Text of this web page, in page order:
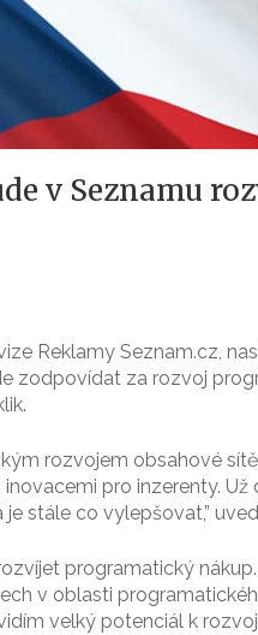
v Seznamu
Reklamy Seznam.cz,
zodpovídat za rozvoj
rozvojem obsahové
pro inzerenty.
stále co vylepšovat,”
programatický nákup.
v oblasti
velký potenciál k